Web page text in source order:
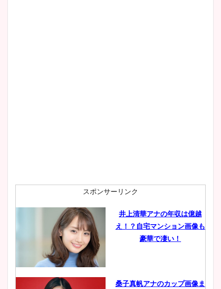
肉も凄い！
鈴木唯の太ってた時の体重が
ヤバすぎww原因や痩せたダ
スポンサーリンク
井上清華アナの年収は億越
え！？自宅マンション画像も
豪華で凄い！
桑子真帆アナのカップ画像ま